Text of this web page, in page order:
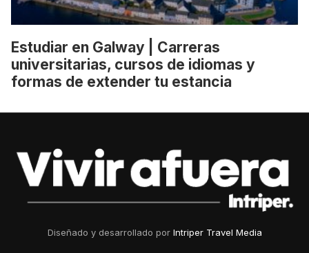
Estudiar en Galway | Carreras
universitarias, cursos de idiomas y
formas de extender tu estancia
Diseñado y desarrollado por Intriper Travel Media